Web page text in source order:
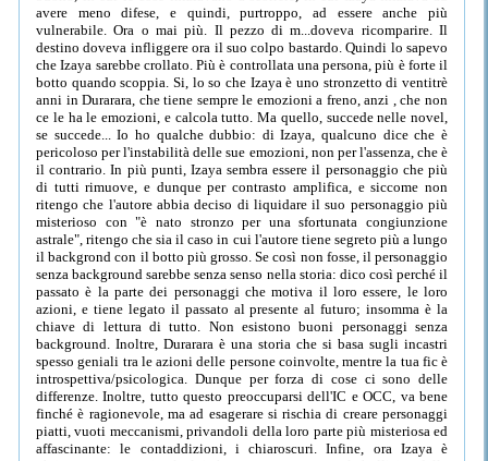
avere meno difese, e quindi, purtroppo, ad essere anche più
vulnerabile. Ora o mai più. Il pezzo di m...doveva ricomparire. Il
destino doveva infliggere ora il suo colpo bastardo. Quindi lo sapevo
che Izaya sarebbe crollato. Più è controllata una persona, più è forte il
botto quando scoppia. Si, lo so che Izaya è uno stronzetto di ventitrè
anni in Durarara, che tiene sempre le emozioni a freno, anzi , che non
ce le ha le emozioni, e calcola tutto. Ma quello, succede nelle novel,
se succede... Io ho qualche dubbio: di Izaya, qualcuno dice che è
pericoloso per l'instabilità delle sue emozioni, non per l'assenza, che è
il contrario. In più punti, Izaya sembra essere il personaggio che più
di tutti rimuove, e dunque per contrasto amplifica, e siccome non
ritengo che l'autore abbia deciso di liquidare il suo personaggio più
misterioso con "è nato stronzo per una sfortunata congiunzione
astrale", ritengo che sia il caso in cui l'autore tiene segreto più a lungo
il backgrond con il botto più grosso. Se così non fosse, il personaggio
senza background sarebbe senza senso nella storia: dico così perché il
passato è la parte dei personaggi che motiva il loro essere, le loro
azioni, e tiene legato il passato al presente al futuro; insomma è la
chiave di lettura di tutto. Non esistono buoni personaggi senza
background. Inoltre, Durarara è una storia che si basa sugli incastri
spesso geniali tra le azioni delle persone coinvolte, mentre la tua fic è
introspettiva/psicologica. Dunque per forza di cose ci sono delle
differenze. Inoltre, tutto questo preoccuparsi dell'IC e OCC, va bene
finché è ragionevole, ma ad esagerare si rischia di creare personaggi
piatti, vuoti meccanismi, privandoli della loro parte più misteriosa ed
affascinante: le contaddizioni, i chiaroscuri. Infine, ora Izaya è